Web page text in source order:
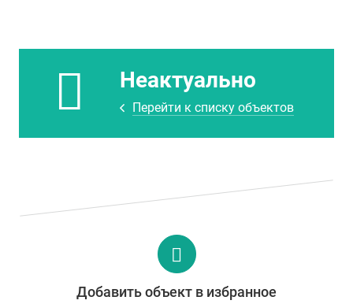
Неактуально
Перейти к списку объектов
Добавить объект в избранное